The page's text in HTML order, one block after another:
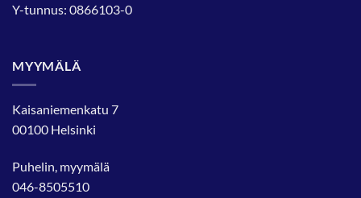
Y-tunnus: 0866103-0
MYYMÄLÄ
Kaisaniemenkatu 7
00100 Helsinki
Puhelin, myymälä
046-8505510